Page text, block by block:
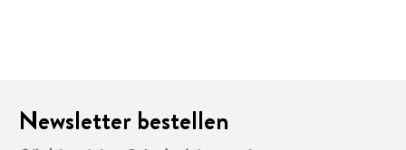
Newsletter bestellen